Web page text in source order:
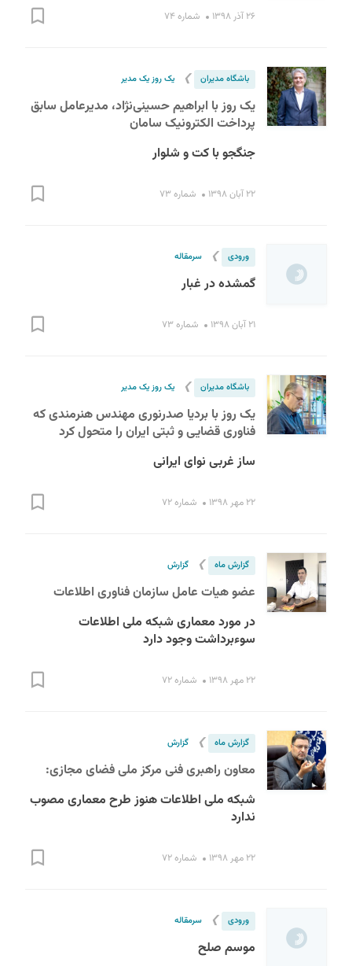
۲۶ آذر ۱۳۹۸ شماره ۷۴
باشگاه مدیران ❯ یک روز یک مدیر
یک روز با ابراهیم حسینی‌نژاد، مدیرعامل سابق
پرداخت الکترونیک سامان
جنگجو با کت و شلوار
۲۲ آبان ۱۳۹۸ شماره ۷۳
ورودی ❯ سرمقاله
گمشده در غبار
۲۱ آبان ۱۳۹۸ شماره ۷۳
باشگاه مدیران ❯ یک روز یک مدیر
یک روز با بردیا صدرنوری مهندس هنرمندی که
فناوری قضایی و ثبتی ایران را متحول کرد
ساز غربی نوای ایرانی
۲۲ مهر ۱۳۹۸ شماره ۷۲
گزارش ماه ❯ گزارش
عضو هیات عامل سازمان فناوری اطلاعات
در مورد معماری شبکه ملی اطلاعات
سوءبرداشت وجود دارد
۲۲ مهر ۱۳۹۸ شماره ۷۲
گزارش ماه ❯ گزارش
معاون راهبری فنی مرکز ملی فضای مجازی:
شبکه ملی اطلاعات هنوز طرح معماری مصوب
ندارد
۲۲ مهر ۱۳۹۸ شماره ۷۲
ورودی ❯ سرمقاله
موسم صلح